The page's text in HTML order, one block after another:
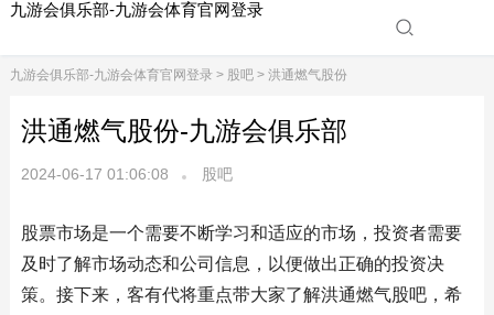
九游会俱乐部-九游会体育官网登录
九游会俱乐部-九游会体育官网登录> 股吧> 洪通燃气股份
洪通燃气股份-九游会俱乐部
2024-06-17 01:06:08 股吧
股票市场是一个需要不断学习和适应的市场，投资者需要
及时了解市场动态和公司信息，以便做出正确的投资决
策。接下来，客有代将重点带大家了解洪通燃气股吧，希